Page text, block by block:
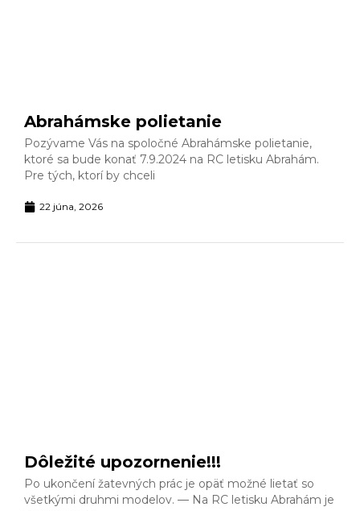
Abrahámske polietanie
Pozývame Vás na spoločné Abrahámske polietanie,
ktoré sa bude konať 7.9.2024 na RC letisku Abrahám.
Pre tých, ktorí by chceli
22 júna, 2026
Dôležité upozornenie!!!
Po ukončení žatevných prác je opäť možné lietať so
všetkými druhmi modelov. — Na RC letisku Abrahám je